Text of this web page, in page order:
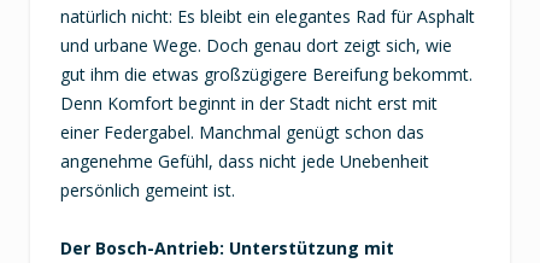
natürlich nicht: Es bleibt ein elegantes Rad für Asphalt
und urbane Wege. Doch genau dort zeigt sich, wie
gut ihm die etwas großzügigere Bereifung bekommt.
Denn Komfort beginnt in der Stadt nicht erst mit
einer Federgabel. Manchmal genügt schon das
angenehme Gefühl, dass nicht jede Unebenheit
persönlich gemeint ist.
Der Bosch-Antrieb: Unterstützung mit